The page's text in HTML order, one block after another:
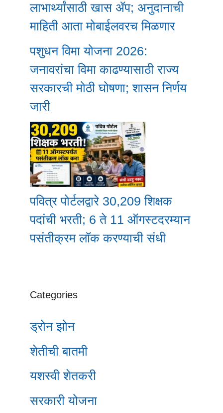
लाभार्थ्यांसाठी खास ॲप; अनुदानाची
माहिती आता मोबाईलवरच मिळणार
पशुधन विमा योजना 2026:
जनावरांचा विमा काढण्यासाठी राज्य
सरकारची मोठी घोषणा; शासन निर्णय
जारी
पवित्र पोर्टलद्वारे 30,209 शिक्षक
पदांची भरती; 6 ते 11 ऑगस्टदरम्यान
पसंतीक्रम लॉक करण्याची संधी
Categories
ड्रोन झोन
शेतीची बातमी
यशस्वी शेतकरी
सरकारी योजना